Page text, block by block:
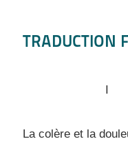
TRADUCTION
I
La colère et la